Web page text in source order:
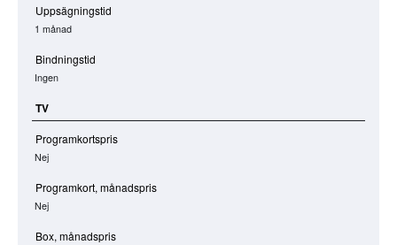
Uppsägningstid
1 månad
Bindningstid
Ingen
TV
Programkortspris
Nej
Programkort, månadspris
Nej
Box, månadspris